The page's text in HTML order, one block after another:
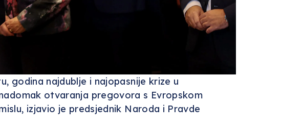
godina najdublje i najopasnije krize u
otvaranja pregovora s Evropskom
izjavio je predsjednik Naroda i Pravde